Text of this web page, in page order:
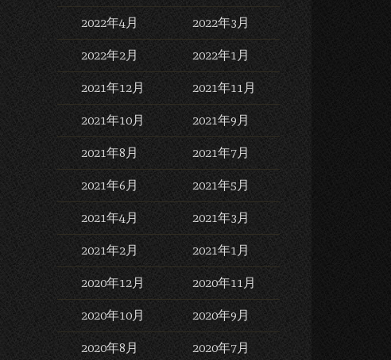
2022年4月 2022年3月
2022年2月 2022年1月
2021年12月 2021年11月
2021年10月 2021年9月
2021年8月 2021年7月
2021年6月 2021年5月
2021年4月 2021年3月
2021年2月 2021年1月
2020年12月 2020年11月
2020年10月 2020年9月
2020年8月 2020年7月